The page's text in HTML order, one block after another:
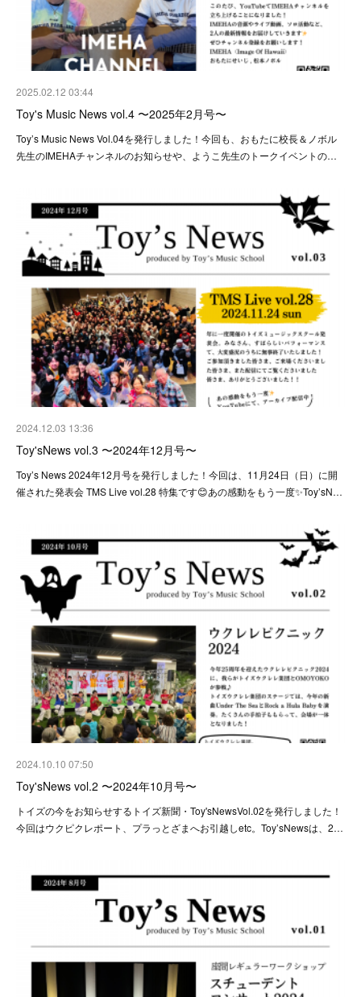
2025.02.12 03:44
Toy's Music News vol.4 〜2025年2月号〜
Toy’s Music News Vol.04を発行しました！今回も、おもたに校長＆ノボル
先生のIMEHAチャンネルのお知らせや、ようこ先生のトークイベントの…
2024.12.03 13:36
Toy'sNews vol.3 〜2024年12月号〜
Toy’s News 2024年12月号を発行しました！今回は、11月24日（日）に開
催された発表会 TMS Live vol.28 特集です😊あの感動をもう一度✨Toy’sN…
2024.10.10 07:50
Toy'sNews vol.2 〜2024年10月号〜
トイズの今をお知らせするトイズ新聞・Toy'sNewsVol.02を発行しました！
今回はウクピクレポート、プラっとざまへお引越しetc。Toy’sNewsは、2…